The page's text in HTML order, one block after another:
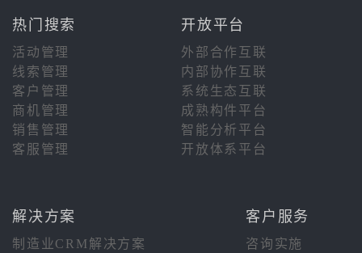
热门搜索 开放平台
活动管理
外部合作互联
线索管理
内部协作互联
客户管理
系统生态互联
商机管理
成熟构件平台
销售管理
智能分析平台
客服管理
开放体系平台
解决方案 客户服务
制造业CRM解决方案
咨询实施